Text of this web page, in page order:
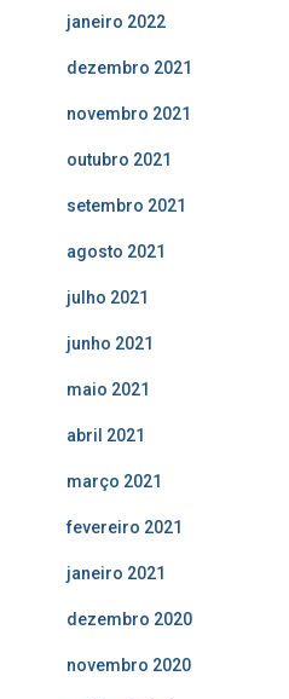
janeiro 2022
dezembro 2021
novembro 2021
outubro 2021
setembro 2021
agosto 2021
julho 2021
junho 2021
maio 2021
abril 2021
março 2021
fevereiro 2021
janeiro 2021
dezembro 2020
novembro 2020